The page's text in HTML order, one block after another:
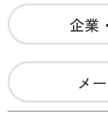
企業
メ